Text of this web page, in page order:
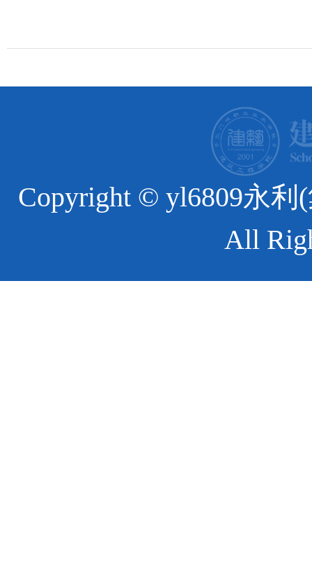
Copyright © yl6809永
All